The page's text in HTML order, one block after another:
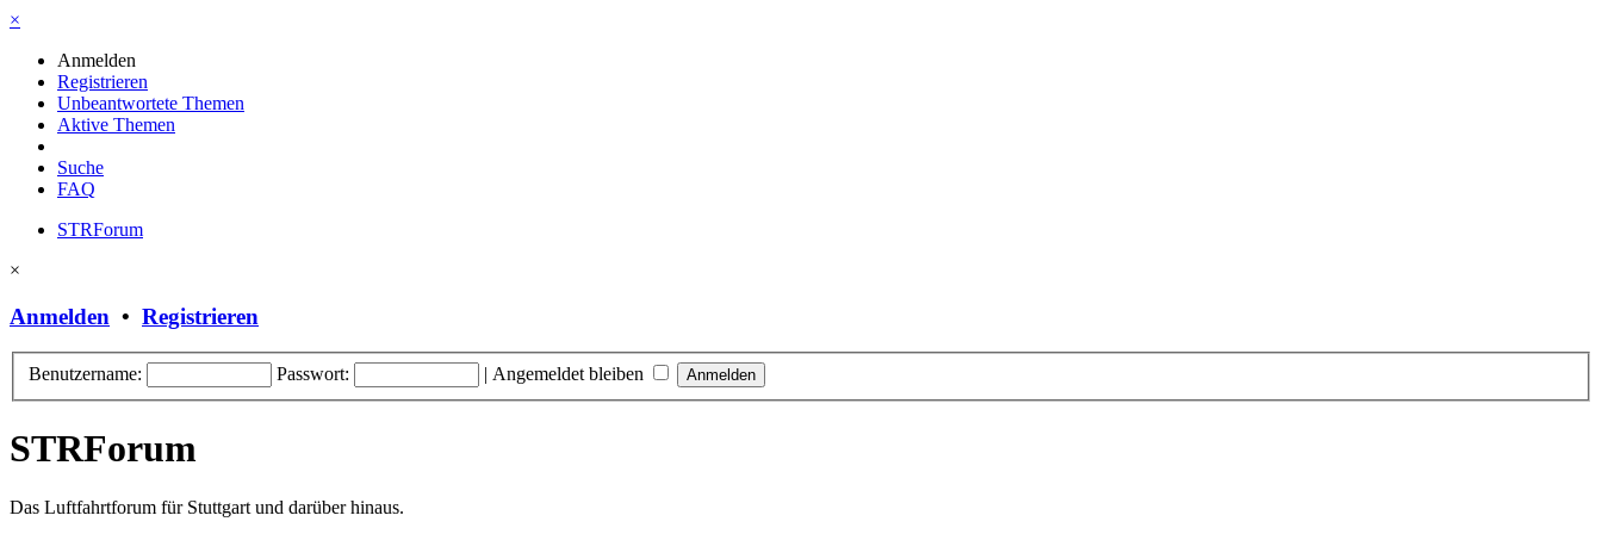
×
Anmelden
Registrieren
Unbeantwortete Themen
Aktive Themen
Suche
FAQ
STRForum
×
Anmelden • Registrieren
Benutzername: Passwort: | Angemeldet bleiben
STRForum
Das Luftfahrtforum für Stuttgart und darüber hinaus.